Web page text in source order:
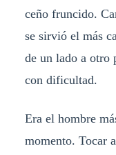
ceño fruncido.
se sirvió el más
de un lado a otro
con dificultad.
Era el hombre
momento. Tocar